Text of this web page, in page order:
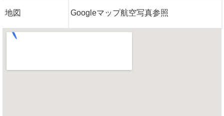
地図 Googleマップ航空写真参照